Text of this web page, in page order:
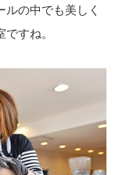
の中でも美しく
すね。